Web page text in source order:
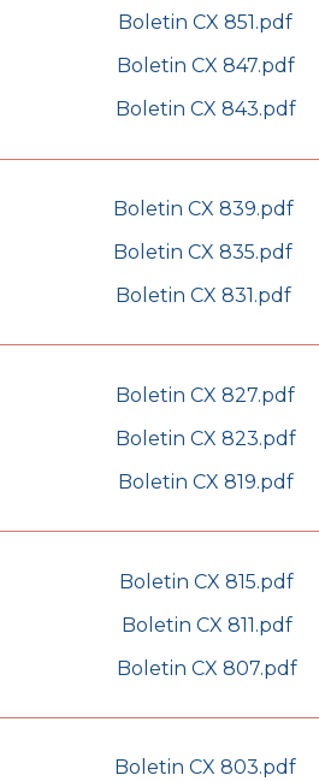
Boletin CX 851.pdf
Boletin CX 847.pdf
Boletin CX 843.pdf
Boletin CX 839.pdf
Boletin CX 835.pdf
Boletin CX 831.pdf
Boletin CX 827.pdf
Boletin CX 823.pdf
Boletin CX 819.pdf
Boletin CX 815.pdf
Boletin CX 811.pdf
Boletin CX 807.pdf
Boletin CX 803.pdf